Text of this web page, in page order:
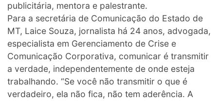
publicitária, mentora e palestrante.
Para a secretária de Comunicação do Estado de
MT, Laice Souza, jornalista há 24 anos, advogada,
especialista em Gerenciamento de Crise e
Comunicação Corporativa, comunicar é transmitir
a verdade, independentemente de onde esteja
trabalhando. “Se você não transmitir o que é
verdadeiro, ela não fica, não tem aderência. A